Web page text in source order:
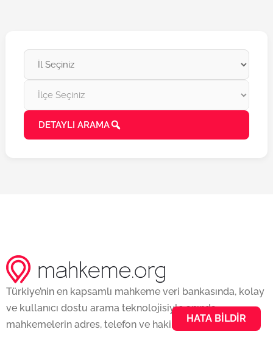
DETAYLI ARAMA
Türkiye’nin en kapsamlı mahkeme veri bankasında, kolay
ve kullanıcı dostu arama teknolojisiyle anında
mahkemelerin adres, telefon ve hakim bilgilerine erişin.
HATA BILDIR